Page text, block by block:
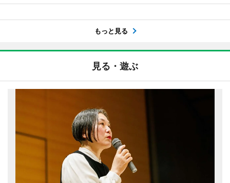
もっと見る
見る・遊ぶ